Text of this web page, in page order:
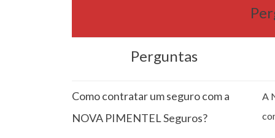
Perguntas
Como contratar um seguro com a
NOVA PIMENTEL Seguros?
A